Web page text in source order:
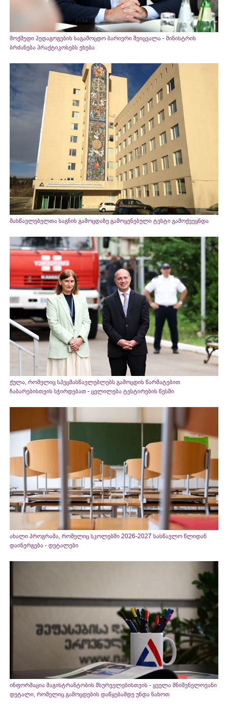
მოქმედი პედაგოგების საგამოცდო ბარიერი შეიცვალა - მინისტრის
ბრძანება პრაქტიკოსებს ეხება
მასწავლებელთა საგნის გამოცდაზე გამოყენებული ტესტი გამოქვეყნდა
ქულა, რომელიც სპეცმასწავლებლებს გამოცდის წარმატებით
ჩაბარებისთვის სჭირდებათ - ცვლილება ტესტირების წესში
ახალი პროგრამა, რომელიც სკოლებში 2026-2027 სასწავლო წლიდან
დაინერგება - დეტალები
ინფორმაცია მაგისტრანტობის მსურველებისთვის - ყველა მნიშვნელოვანი
დეტალი, რომელიც გამოცდების დაწყებამდე უნდა ნახოთ